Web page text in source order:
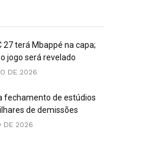
27 terá Mbappé na capa;
jogo será revelado
DE 2026
fechamento de estúdios
de demissões
DE 2026